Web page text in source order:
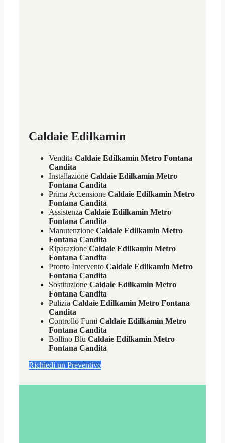
Caldaie Edilkamin
Vendita Caldaie Edilkamin Metro Fontana
Candita
Installazione Caldaie Edilkamin Metro
Fontana Candita
Prima Accensione Caldaie Edilkamin Metro
Fontana Candita
Assistenza Caldaie Edilkamin Metro
Fontana Candita
Manutenzione Caldaie Edilkamin Metro
Fontana Candita
Riparazione Caldaie Edilkamin Metro
Fontana Candita
Pronto Intervento Caldaie Edilkamin Metro
Fontana Candita
Sostituzione Caldaie Edilkamin Metro
Fontana Candita
Pulizia Caldaie Edilkamin Metro Fontana
Candita
Controllo Fumi Caldaie Edilkamin Metro
Fontana Candita
Bollino Blu Caldaie Edilkamin Metro
Fontana Candita
Richiedi un Preventivo